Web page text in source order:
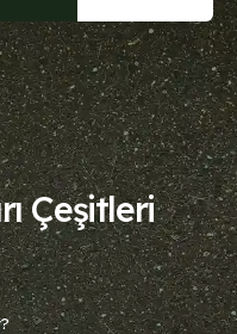
Çeşitleri